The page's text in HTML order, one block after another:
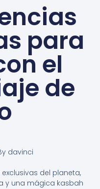
para
el
de
davinci
del planeta,
y una mágica kasbah